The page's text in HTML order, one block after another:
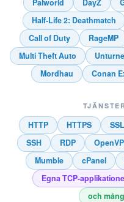
Palworld
DayZ
Half-Life 2: Deathmatch
Call of Duty
RageMP
Multi Theft Auto
Mordhau
Conan
HTTP HTTPS
SSH
RDP
Mumble
cPanel
Egna TCP-
och